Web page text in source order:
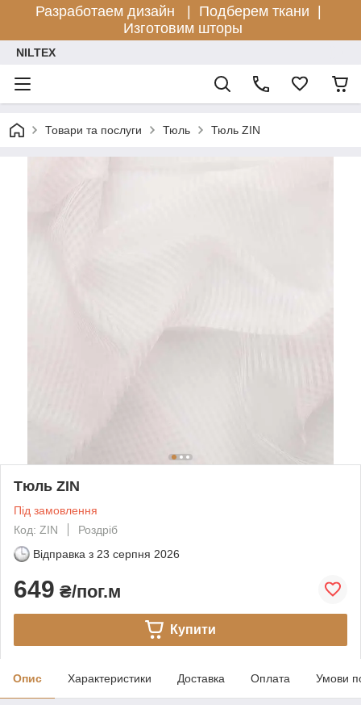
Разработаем дизайн |
Подберем ткани |
Изготовим шторы
NILTEX
Товари та послуги Тюль Тюль ZIN
Тюль ZIN
Під замовлення
Код: ZIN
Роздріб
Відправка з 23 серпня 2026
649 ₴/пог.м
Купити
Опис Характеристики Доставка Оплата Умови